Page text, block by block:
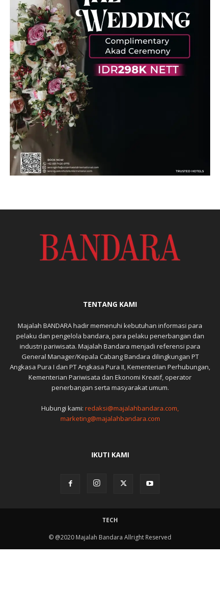
TENTANG KAMI
Majalah BANDARA hadir memenuhi kebutuhan informasi para
pelaku dan pengelola bandara, para pelaku penerbangan dan
industri pariwisata. Majalah Bandara menjadi referensi para
General Manager/Kepala Cabang Bandara dilingkungan PT
Angkasa Pura I dan PT Angkasa Pura II, Kementerian Perhubungan,
Kementerian Pariwisata dan Ekonomi Kreatif, operator
penerbangan serta masyarakat umum.
Hubungi kami: redaksi@majalahbandara.com,
marketing@majalahbandara.com
IKUTI KAMI
TECH
© @2020 Majalah Bandara Allright Reserved